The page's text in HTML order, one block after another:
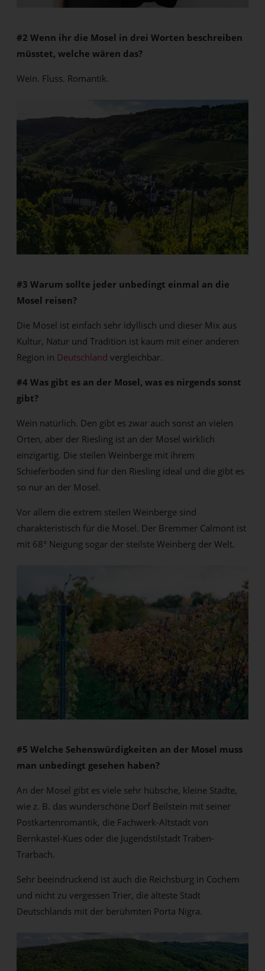
#2 Wenn ihr die Mosel in drei Worten beschreiben
müsstet, welche wären das?
Wein. Fluss. Romantik.
#3 Warum sollte jeder unbedingt einmal an die
Mosel reisen?
Die Mosel ist einfach sehr idyllisch und dieser Mix aus
Kultur, Natur und Tradition ist kaum mit einer anderen
Region in Deutschland vergleichbar.
#4 Was gibt es an der Mosel, was es nirgends sonst
gibt?
Wein natürlich. Den gibt es zwar auch sonst an vielen
Orten, aber der Riesling ist an der Mosel wirklich
einzigartig. Die steilen Weinberge mit ihrem
Schieferboden sind für den Riesling ideal und die gibt es
so nur an der Mosel.
Vor allem die extrem steilen Weinberge sind
charakteristisch für die Mosel. Der Bremmer Calmont ist
mit 68° Neigung sogar der steilste Weinberg der Welt.
#5 Welche Sehenswürdigkeiten an der Mosel muss
man unbedingt gesehen haben?
An der Mosel gibt es viele sehr hübsche, kleine Städte,
wie z. B. das wunderschöne Dorf Beilstein mit seiner
Postkartenromantik, die Fachwerk-Altstadt von
Bernkastel-Kues oder die Jugendstilstadt Traben-
Trarbach.
Sehr beeindruckend ist auch die Reichsburg in Cochem
und nicht zu vergessen Trier, die älteste Stadt
Deutschlands mit der berühmten Porta Nigra.